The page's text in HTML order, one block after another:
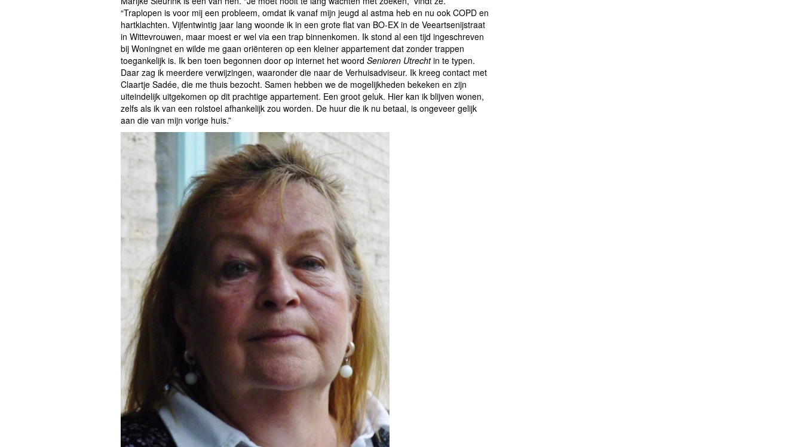
“Traplopen is voor mij een probleem, omdat ik vanaf mijn jeugd al astma heb en nu ook COPD en
hartklachten. Vijfentwintig jaar lang woonde ik in een grote flat van BO-EX in de Veeartsenijstraat
in Wittevrouwen, maar moest er wel via een trap binnenkomen. Ik stond al een tijd ingeschreven
bij Woningnet en wilde me gaan oriënteren op een kleiner appartement dat zonder trappen
toegankelijk is. Ik ben toen begonnen door op internet het woord Senioren Utrechtin te typen.
Daar zag ik meerdere verwijzingen, waaronder die naar de Verhuisadviseur. Ik kreeg contact met
Claartje Sadée, die me thuis bezocht. Samen hebben we de mogelijkheden bekeken en zijn
uiteindelijk uitgekomen op dit prachtige appartement. Een groot geluk. Hier kan ik blijven wonen,
zelfs als ik van een rolstoel afhankelijk zou worden. De huur die ik nu betaal, is ongeveer gelijk
aan die van mijn vorige huis.”